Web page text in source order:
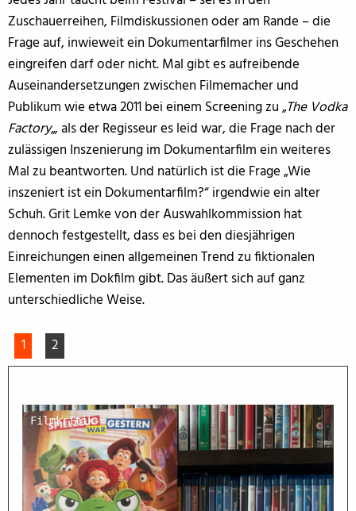
Zuschauerreihen, Filmdiskussionen oder am Rande – die
Frage auf, inwieweit ein Dokumentarfilmer ins Geschehen
eingreifen darf oder nicht. Mal gibt es aufreibende
Auseinandersetzungen zwischen Filmemacher und
Publikum wie etwa 2011 bei einem Screening zu „The Vodka
Factory„, als der Regisseur es leid war, die Frage nach der
zulässigen Inszenierung im Dokumentarfilm ein weiteres
Mal zu beantworten. Und natürlich ist die Frage „Wie
inszeniert ist ein Dokumentarfilm?“ irgendwie ein alter
Schuh. Grit Lemke von der Auswahlkommission hat
dennoch festgestellt, dass es bei den diesjährigen
Einreichungen einen allgemeinen Trend zu fiktionalen
Elementen im Dokfilm gibt. Das äußert sich auf ganz
unterschiedliche Weise.
1 2
Filmkritik